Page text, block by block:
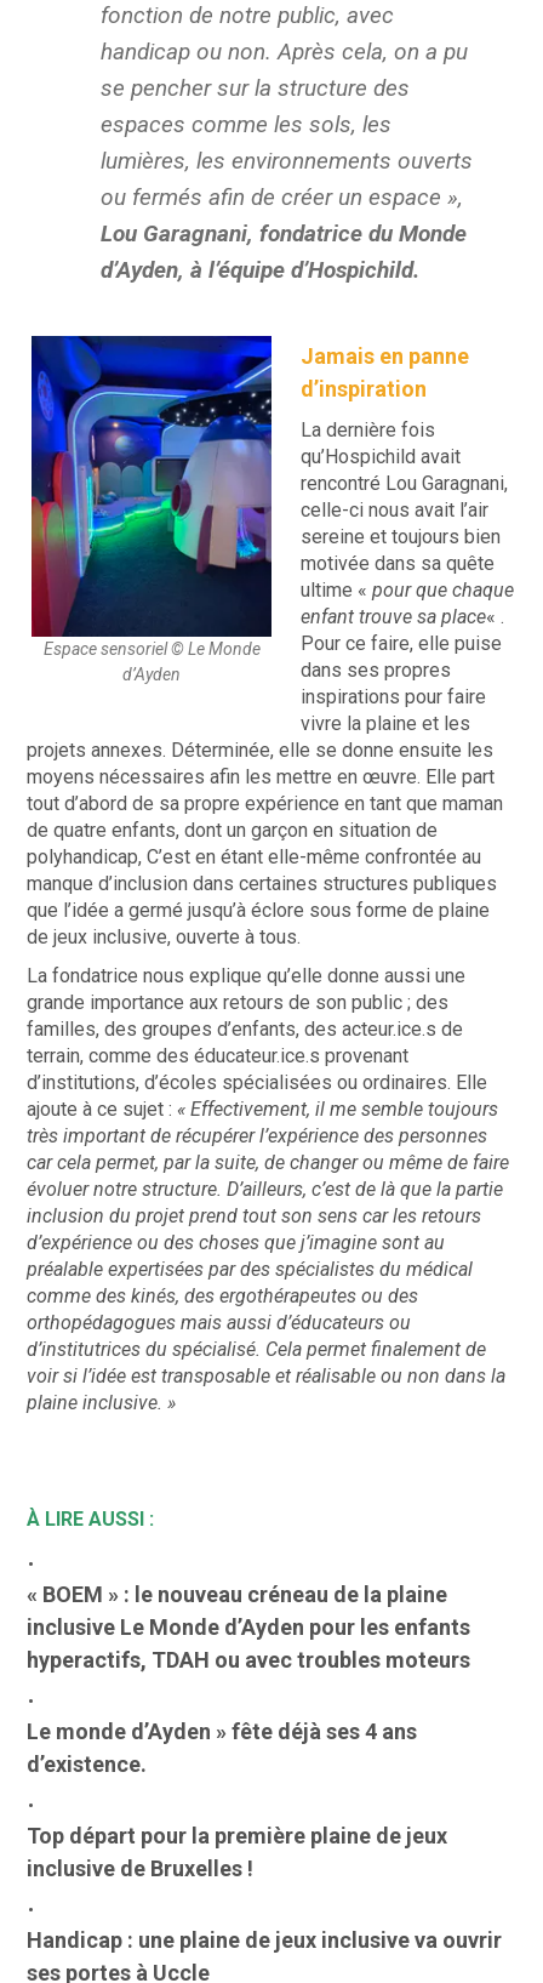
fonction de notre public, avec
handicap ou non. Après cela, on a pu
se pencher sur la structure des
espaces comme les sols, les
lumières, les environnements ouverts
ou fermés afin de créer un espace »,
Lou Garagnani, fondatrice du Monde
d’Ayden, à l’équipe d’Hospichild.
Espace sensoriel © Le Monde
d’Ayden
Jamais en panne
d’inspiration
La dernière fois
qu’Hospichild avait
rencontré Lou Garagnani,
celle-ci nous avait l’air
sereine et toujours bien
motivée dans sa quête
ultime «pour que chaque
enfant trouve sa place« .
Pour ce faire, elle puise
dans ses propres
inspirations pour faire
vivre la plaine et les
projets annexes. Déterminée, elle se donne ensuite les
moyens nécessaires afin les mettre en œuvre. Elle part
tout d’abord de sa propre expérience en tant que maman
de quatre enfants, dont un garçon en situation de
polyhandicap, C’est en étant elle-même confrontée au
manque d’inclusion dans certaines structures publiques
que l’idée a germé jusqu’à éclore sous forme de plaine
de jeux inclusive, ouverte à tous.
La fondatrice nous explique qu’elle donne aussi une
grande importance aux retours de son public ; des
familles, des groupes d’enfants, des acteur.ice.s de
terrain, comme des éducateur.ice.s provenant
d’institutions, d’écoles spécialisées ou ordinaires. Elle
ajoute à ce sujet : « Effectivement, il me semble toujours
très important de récupérer l’expérience des personnes
car cela permet, par la suite, de changer ou même de faire
évoluer notre structure. D’ailleurs, c’est de là que la partie
inclusion du projet prend tout son sens car les retours
d’expérience ou des choses que j’imagine sont au
préalable expertisées par des spécialistes du médical
comme des kinés, des ergothérapeutes ou des
orthopédagogues mais aussi d’éducateurs ou
d’institutrices du spécialisé. Cela permet finalement de
voir si l’idée est transposable et réalisable ou non dans la
plaine inclusive. »
À LIRE AUSSI :
« BOEM » : le nouveau créneau de la plaine
inclusive Le Monde d’Ayden pour les enfants
hyperactifs, TDAH ou avec troubles moteurs
Le monde d’Ayden » fête déjà ses 4 ans
d’existence.
Top départ pour la première plaine de jeux
inclusive de Bruxelles !
Handicap : une plaine de jeux inclusive va ouvrir
ses portes à Uccle